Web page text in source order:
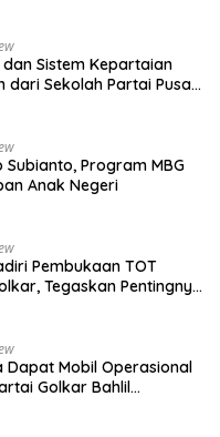
Sistem Kepartaian
dari Sekolah Partai Pusat
Subianto, Program MBG
Anak Negeri
Pembukaan TOT
Tegaskan Pentingnya
Dapat Mobil Operasional
Golkar Bahlil